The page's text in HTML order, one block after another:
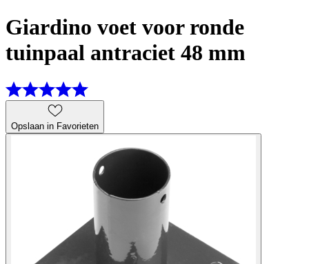
Giardino voet voor ronde
tuinpaal antraciet 48 mm
Opslaan in Favorieten